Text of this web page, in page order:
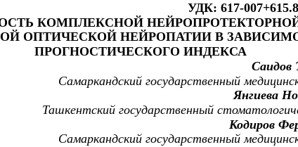
УДК: 617-
КОМПЛЕКСНОЙ
ОПТИЧЕСКОЙ НЕЙРОПАТИИ В
ПРОГНОСТИЧЕСКОГО ИНДЕКСА
Саидов
Самаркандский государственный
Янгиева
Ташкентский государственный
Кодиров
Самаркандский государственный